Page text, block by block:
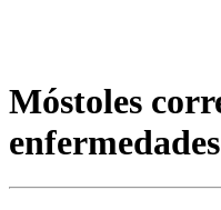
Móstoles